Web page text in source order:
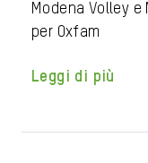
Modena Volley
per Oxfam
Leggi di più